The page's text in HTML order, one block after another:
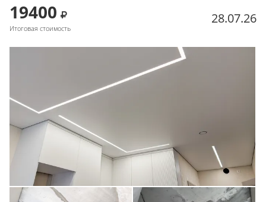
19400
Итоговая стоимость
28.07.26